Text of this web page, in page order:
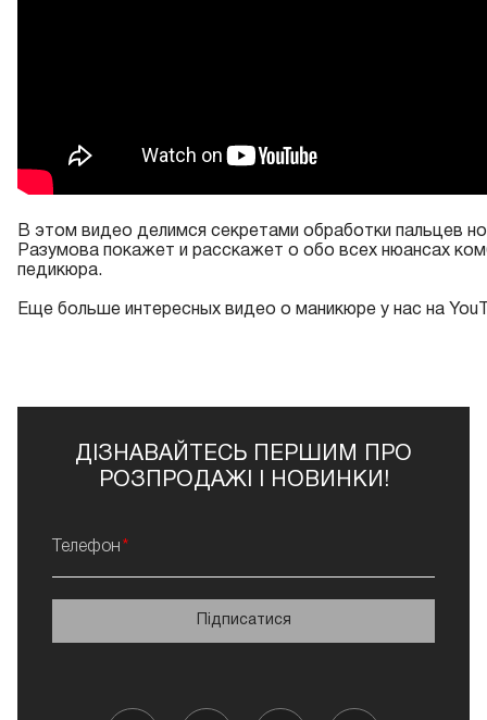
В этом видео делимся секретами обработки пальцев
Разумова покажет и расскажет о обо всех нюансах
педикюра.
Еще больше интересных видео о маникюре у нас на
ДІЗНАВАЙТЕСЬ ПЕРШИМ ПРО
РОЗПРОДАЖІ І НОВИНКИ!
Телефон
Підписатися